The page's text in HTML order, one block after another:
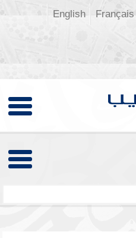
Français
English